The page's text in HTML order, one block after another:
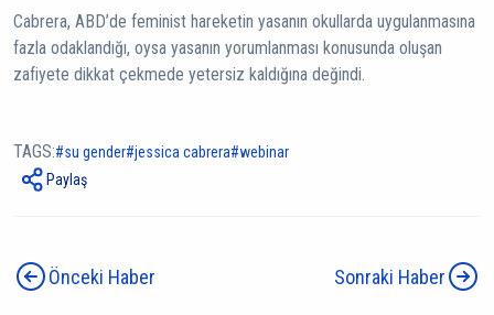
Cabrera, ABD’de feminist hareketin yasanın okullarda uygulanmasına
fazla odaklandığı, oysa yasanın yorumlanması konusunda oluşan
zafiyete dikkat çekmede yetersiz kaldığına değindi.
TAGS: su gender jessica cabrera webinar
Paylaş
Önceki Haber Sonraki Haber